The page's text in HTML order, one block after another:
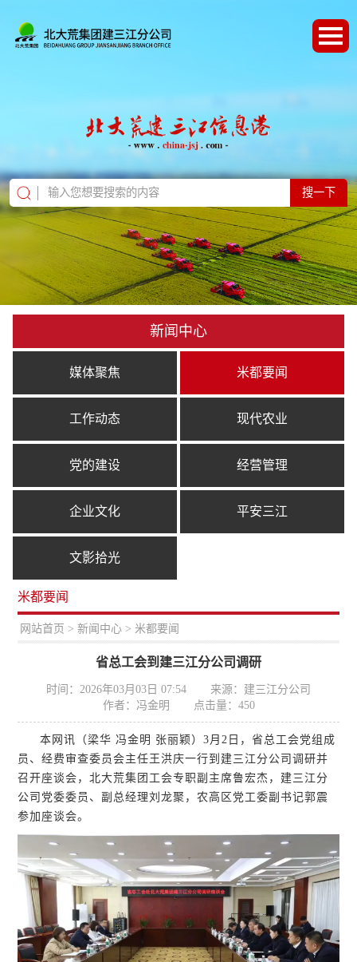
搜一下
新闻中心
媒体聚焦 米都要闻
工作动态 现代农业
党的建设 经营管理
企业文化 平安三江
文影拾光
米都要闻
网站首页 > 新闻中心 > 米都要闻
省总工会到建三江分公司调研
时间：2026年03月03日 07:54
来源：建三江分公司
作者：冯金明
点击量： 450
本网讯（梁华 冯金明 张丽颖）3月2日，省总工会党组成
员、经费审查委员会主任王洪庆一行到建三江分公司调研并
召开座谈会，北大荒集团工会专职副主席鲁宏杰，建三江分
公司党委委员、副总经理刘龙聚，农高区党工委副书记郭震
参加座谈会。